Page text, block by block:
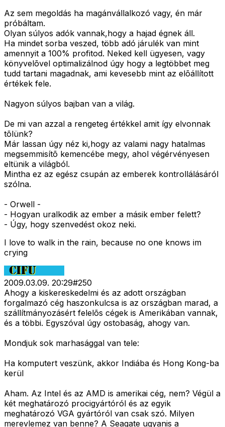
Az sem megoldás ha magánvállalkozó vagy, én már
próbáltam.
Olyan súlyos adók vannak,hogy a hajad égnek áll.
Ha mindet sorba veszed, több adó járulék van mint
amennyit a 100% profitod. Neked kell ügyesen, vagy
könyvelõvel optimalizálnod úgy hogy a legtöbbet meg
tudd tartani magadnak, ami kevesebb mint az elõállított
értékek fele.
Nagyon súlyos bajban van a világ.
De mi van azzal a rengeteg értékkel amit így elvonnak
tõlünk?
Már lassan úgy néz ki,hogy az valami nagy hatalmas
megsemmisítõ kemencébe megy, ahol végérvényesen
eltünik a világból.
Mintha ez az egész csupán az emberek kontrollálásáról
szólna.
- Orwell -
- Hogyan uralkodik az ember a másik ember felett?
- Úgy, hogy szenvedést okoz neki.
I love to walk in the rain, because no one knows im
crying
2009.03.09. 20:29#250
Ahogy a kiskereskedelmi és az adott országban
forgalmazó cég haszonkulcsa is az országban marad, a
szállítmányozásért felelõs cégek is Amerikában vannak,
és a többi. Egyszóval úgy ostobaság, ahogy van.
Mondjuk sok marhasággal van tele:
Ha komputert veszünk, akkor Indiába és Hong Kong-ba
kerül
Aham. Az Intel és az AMD is amerikai cég, nem? Végül a
két meghatározó procigyártóról és az egyik
meghatározó VGA gyártóról van csak szó. Milyen
merevlemez van benne? A Seagate ugyanis a